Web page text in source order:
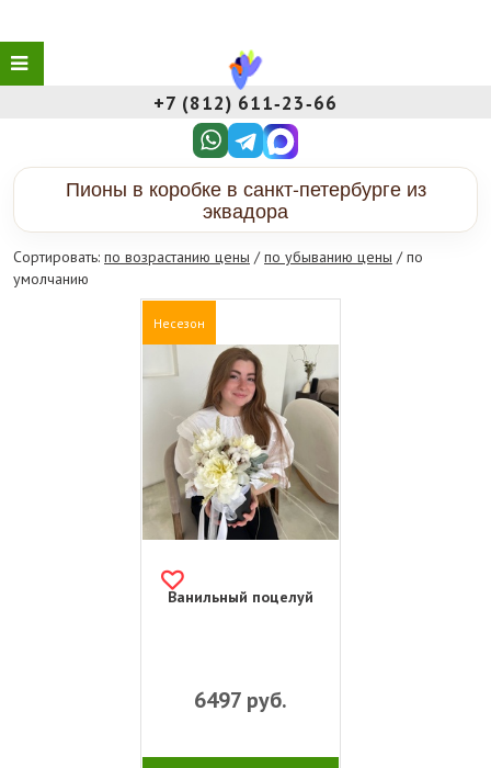
+7 (812) 611‑23‑66
Пионы в коробке в санкт-петербурге из
эквадора
Сортировать: по возрастанию цены /по убыванию цены / по
умолчанию
Несезон
Ванильный поцелуй
6497руб.